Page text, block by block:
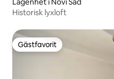
Historisk lyxloft
Gästfavorit
Gästfavorit